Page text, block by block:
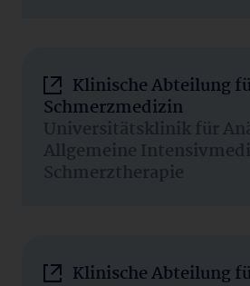
Klinische Abteilung
Schmerzmedizin
Universitätsklinik für
Allgemeine
Schmerztherapie
Klinische Abteilung